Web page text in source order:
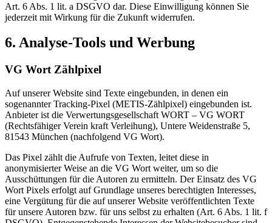
Art. 6 Abs. 1 lit. a DSGVO dar. Diese Einwilligung können Sie
jederzeit mit Wirkung für die Zukunft widerrufen.
6. Analyse-Tools und Werbung
VG Wort Zählpixel
Auf unserer Website sind Texte eingebunden, in denen ein
sogenannter Tracking-Pixel (METIS-Zählpixel) eingebunden ist.
Anbieter ist die Verwertungsgesellschaft WORT – VG WORT
(Rechtsfähiger Verein kraft Verleihung), Untere Weidenstraße 5,
81543 München (nachfolgend VG Wort).
Das Pixel zählt die Aufrufe von Texten, leitet diese in
anonymisierter Weise an die VG Wort weiter, um so die
Ausschüttungen für die Autoren zu ermitteln. Der Einsatz des VG
Wort Pixels erfolgt auf Grundlage unseres berechtigten Interesses,
eine Vergütung für die auf unserer Website veröffentlichten Texte
für unsere Autoren bzw. für uns selbst zu erhalten (Art. 6 Abs. 1 lit. f